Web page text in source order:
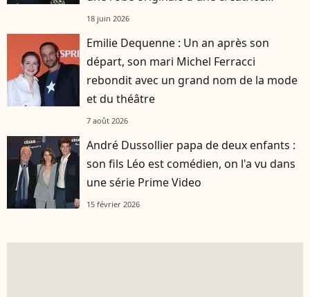
française
18 juin 2026
Emilie Dequenne : Un an après son
départ, son mari Michel Ferracci
rebondit avec un grand nom de la mode
et du théâtre
7 août 2026
André Dussollier papa de deux enfants :
son fils Léo est comédien, on l'a vu dans
une série Prime Video
15 février 2026